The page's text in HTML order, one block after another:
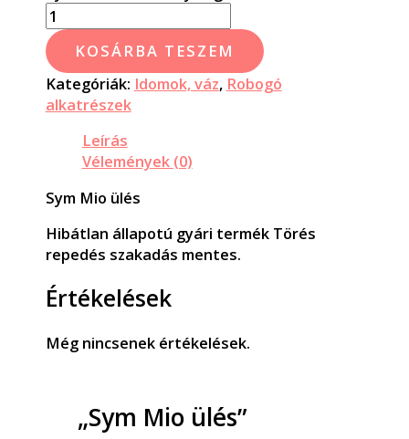
KOSÁRBA TESZEM
Kategóriák: Idomok, váz, Robogó
alkatrészek
Leírás
Vélemények (0)
Sym Mio ülés
Hibátlan állapotú gyári termék Törés
repedés szakadás mentes.
Értékelések
Még nincsenek értékelések.
„Sym Mio ülés”